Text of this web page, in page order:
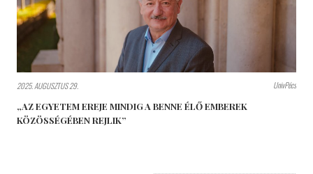
2025. AUGUSZTUS 29. UnivPécs
„AZ EGYETEM EREJE MINDIG A BENNE ÉLŐ EMBEREK
KÖZÖSSÉGÉBEN REJLIK”